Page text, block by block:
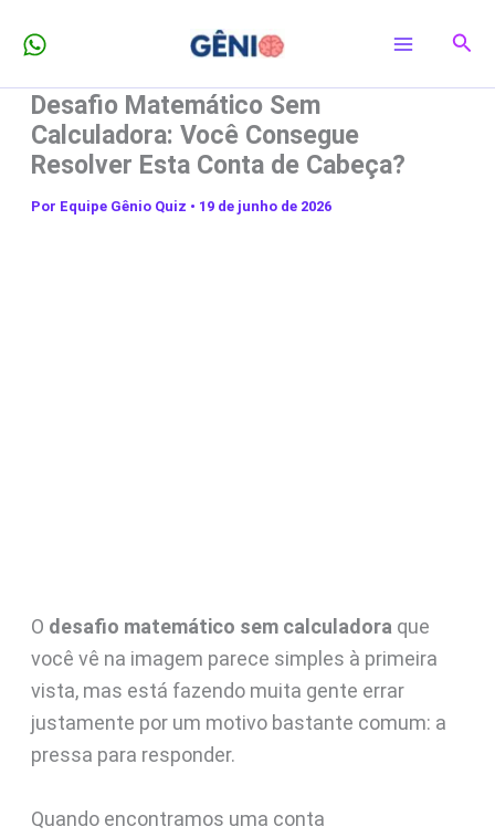
para
conteúdo
Desafio Matemático Sem
Calculadora: Você Consegue
Resolver Esta Conta de Cabeça?
Por Equipe Gênio Quiz • 19 de junho de 2026
O desafio matemático sem calculadora que
você vê na imagem parece simples à primeira
vista, mas está fazendo muita gente errar
justamente por um motivo bastante comum: a
pressa para responder.
Quando encontramos uma conta